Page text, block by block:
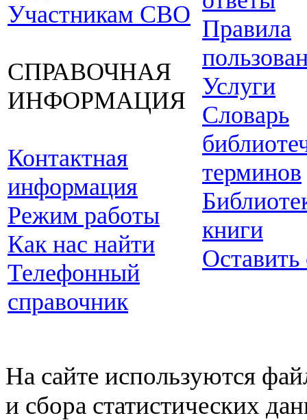
Участникам СВО
СПРАВОЧНАЯ
ИНФОРМАЦИЯ
Контактная
информация
Режим работы
Как нас найти
Телефонный
справочник
Правила
Услуги
Словарь
терминов
книги
Оставить
На сайте используются
и сбора статистических